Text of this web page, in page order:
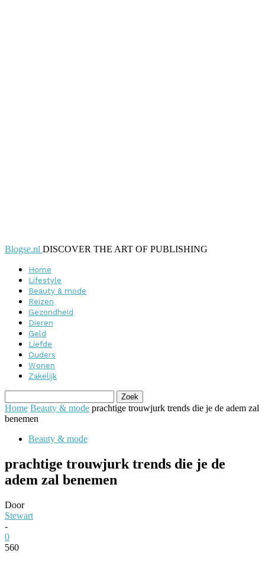
Blogse.nl DISCOVER THE ART OF PUBLISHING
Home
Lifestyle
Beauty & mode
Reizen
Gezondheid
Dieren
Geld
Liefde
Ouders
Wonen
Zakelijk
Home Beauty & mode prachtige trouwjurk trends die je de adem zal
benemen
Beauty & mode
prachtige trouwjurk trends die je de
adem zal benemen
Door
Stewart
-
0
560